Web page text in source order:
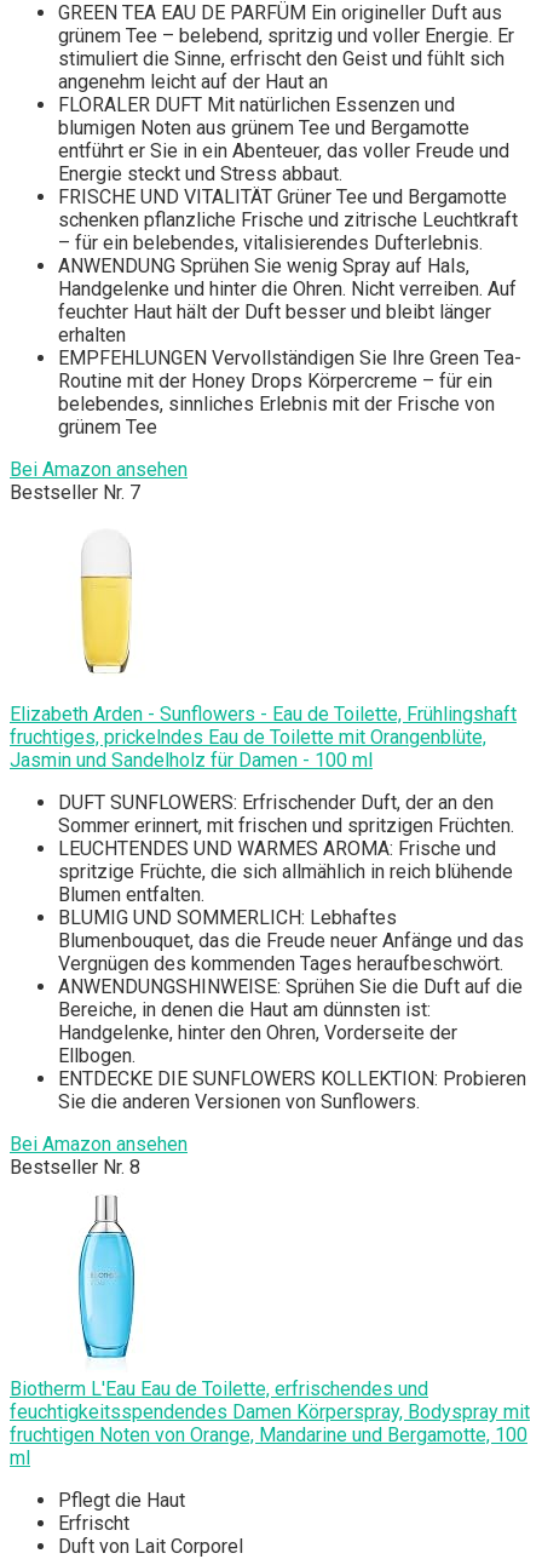
GREEN TEA EAU DE PARFÜM Ein origineller Duft aus
grünem Tee – belebend, spritzig und voller Energie. Er
stimuliert die Sinne, erfrischt den Geist und fühlt sich
angenehm leicht auf der Haut an
FLORALER DUFT Mit natürlichen Essenzen und
blumigen Noten aus grünem Tee und Bergamotte
entführt er Sie in ein Abenteuer, das voller Freude und
Energie steckt und Stress abbaut.
FRISCHE UND VITALITÄT Grüner Tee und Bergamotte
schenken pflanzliche Frische und zitrische Leuchtkraft
– für ein belebendes, vitalisierendes Dufterlebnis.
ANWENDUNG Sprühen Sie wenig Spray auf Hals,
Handgelenke und hinter die Ohren. Nicht verreiben. Auf
feuchter Haut hält der Duft besser und bleibt länger
erhalten
EMPFEHLUNGEN Vervollständigen Sie Ihre Green Tea-
Routine mit der Honey Drops Körpercreme – für ein
belebendes, sinnliches Erlebnis mit der Frische von
grünem Tee
Bei Amazon ansehen
Bestseller Nr. 7
Elizabeth Arden - Sunflowers - Eau de Toilette, Frühlingshaft
fruchtiges, prickelndes Eau de Toilette mit Orangenblüte,
Jasmin und Sandelholz für Damen - 100 ml
DUFT SUNFLOWERS: Erfrischender Duft, der an den
Sommer erinnert, mit frischen und spritzigen Früchten.
LEUCHTENDES UND WARMES AROMA: Frische und
spritzige Früchte, die sich allmählich in reich blühende
Blumen entfalten.
BLUMIG UND SOMMERLICH: Lebhaftes
Blumenbouquet, das die Freude neuer Anfänge und das
Vergnügen des kommenden Tages heraufbeschwört.
ANWENDUNGSHINWEISE: Sprühen Sie die Duft auf die
Bereiche, in denen die Haut am dünnsten ist:
Handgelenke, hinter den Ohren, Vorderseite der
Ellbogen.
ENTDECKE DIE SUNFLOWERS KOLLEKTION: Probieren
Sie die anderen Versionen von Sunflowers.
Bei Amazon ansehen
Bestseller Nr. 8
Biotherm L'Eau Eau de Toilette, erfrischendes und
feuchtigkeitsspendendes Damen Körperspray, Bodyspray mit
fruchtigen Noten von Orange, Mandarine und Bergamotte, 100
ml
Pflegt die Haut
Erfrischt
Duft von Lait Corporel